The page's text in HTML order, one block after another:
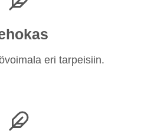
eri tarpeisiin.